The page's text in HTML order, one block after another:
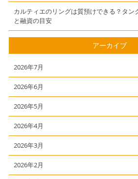
カルティエのリングは質預けできる？タン
と融資の目安
アーカイブ
2026年7月
2026年6月
2026年5月
2026年4月
2026年3月
2026年2月